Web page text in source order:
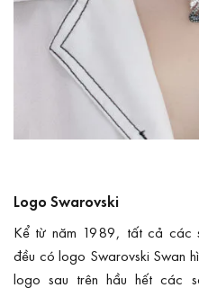
Logo Swarovski
Kể từ năm 1989, tất cả các
đều có logo Swarovski Swan
logo sau trên hầu hết các